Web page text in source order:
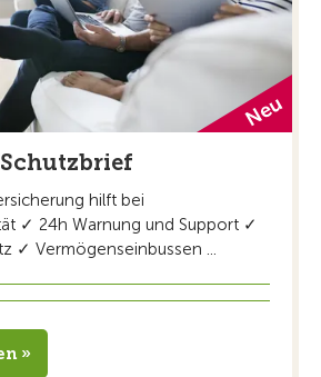
hilft bei
✓ 24h Warnung und Support ✓
✓ Vermögenseinbussen ...
»